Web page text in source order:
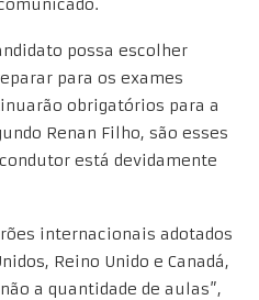
possa escolher
para os exames
obrigatórios para a
Renan Filho, são esses
está devidamente
internacionais adotados
Reino Unido e Canadá,
a quantidade de aulas”,